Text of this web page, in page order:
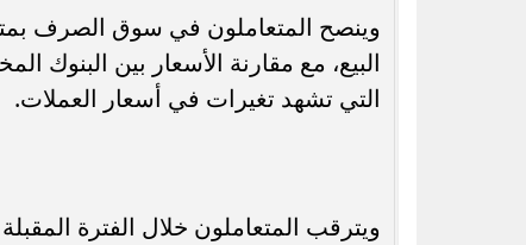
وينصح المتعاملون في سوق الصرف
البيع، مع مقارنة الأسعار بين
التي تشهد تغيرات في أسعار العملات.
ويترقب المتعاملون خلال الفترة